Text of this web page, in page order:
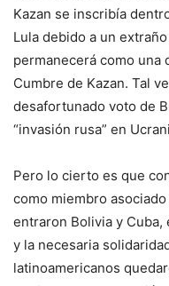
Kazan se inscribía
Lula debido a un
permanecerá como una
Cumbre de Kazan. Tal
desafortunado voto de
“invasión rusa” en
Pero lo cierto es que
como miembro
entraron Bolivia y
y la necesaria
latinoamericanos